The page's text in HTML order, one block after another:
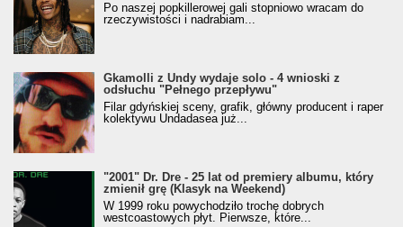
Po naszej popkillerowej gali stopniowo wracam do
rzeczywistości i nadrabiam...
Gkamolli z Undy wydaje solo - 4 wnioski z
odsłuchu "Pełnego przepływu"
Filar gdyńskiej sceny, grafik, główny producent i raper
kolektywu Undadasea już...
"2001" Dr. Dre - 25 lat od premiery albumu, który
zmienił grę (Klasyk na Weekend)
W 1999 roku powychodziło trochę dobrych
westcoastowych płyt. Pierwsze, które...